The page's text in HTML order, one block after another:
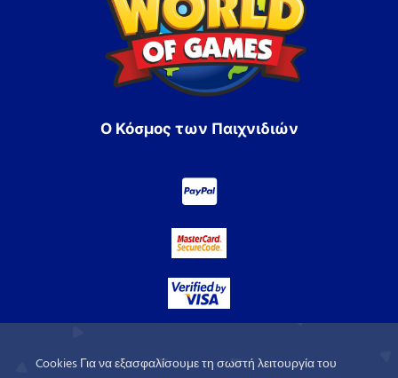
Ο Κόσμος των Παιχνιδιών
Cookies Για να εξασφαλίσουμε τη σωστή λειτουργία του